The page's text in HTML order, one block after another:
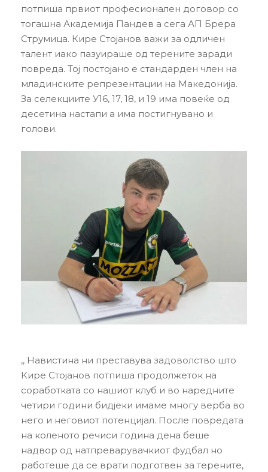
потпиша првиот професионален договор со
тогашна Академија Пандев а сега АП Брера
Струмица. Кире Стојанов важи за одличен
талент иако пазуираше од терените заради
повреда. Тој постојано е стандарден член на
младинските репрезентации на Македонија.
За селекциите У16, 17, 18, и 19 има повеќе од
десетина настапи а има постигнувано и
голови.
,, Навистина ни преставува задоволство што
Кире Стојанов потпиша продолжеток на
соработката со нашиот клуб и во наредните
четири години бидјеки имаме многу верба во
него и неговиот потенцијал. После повредата
на коленото речиси година дена беше
надвор од натпреварувачкиот фудбал но
работеше да се врати подготвен за терените,